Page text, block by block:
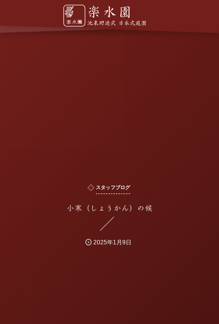
スタッフブログ
小寒（しょうかん）の候
2025年1月9日